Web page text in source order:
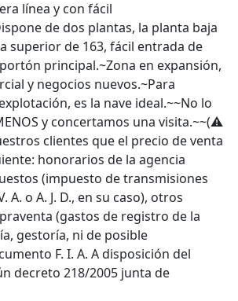
línea y con fácil
de dos plantas, la planta baja
superior de 163, fácil entrada de
principal.~Zona en expansión,
y negocios nuevos.~Para
es la nave ideal.~~No lo
y concertamos una visita.~~(⚠️
clientes que el precio de venta
honorarios de la agencia
(impuesto de transmisiones
A. o A. J. D., en su caso), otros
(gastos de registro de la
gestoría, ni de posible
F. I. A. A disposición del
decreto 218/2005 junta de